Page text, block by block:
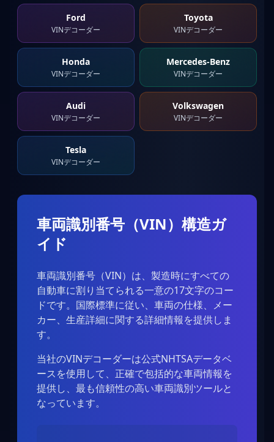
Ford
VINデコーダー
Toyota
VINデコーダー
Honda
VINデコーダー
Mercedes-Benz
VINデコーダー
Audi
VINデコーダー
Volkswagen
VINデコーダー
Tesla
VINデコーダー
車両識別番号（VIN）構造ガ
イド
車両識別番号（VIN）は、製造時にすべての
自動車に割り当てられる一意の17文字のコー
ドです。国際標準に従い、車両の仕様、メー
カー、生産詳細に関する詳細情報を提供しま
す。
当社のVINデコーダーは公式NHTSAデータベ
ースを使用して、正確で包括的な車両情報を
提供し、最も信頼性の高い車両識別ツールと
なっています。